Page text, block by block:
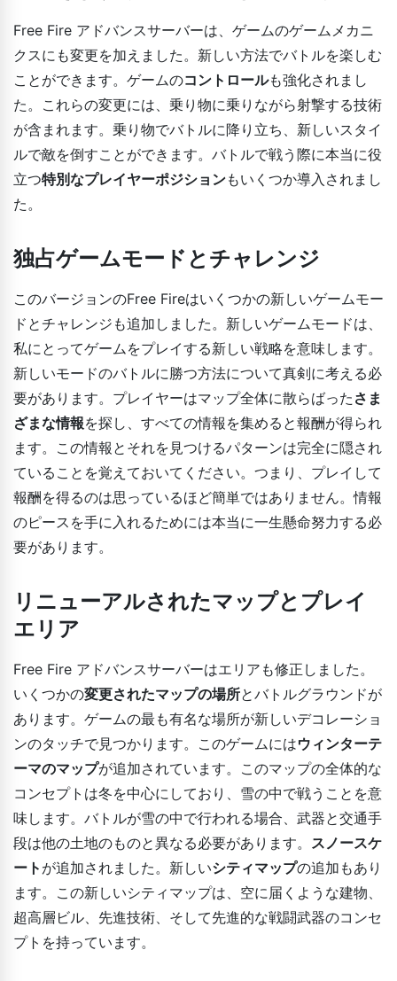
Free Fire アドバンスサーバーは、ゲームのゲームメカニ
クスにも変更を加えました。新しい方法でバトルを楽しむ
ことができます。ゲームのコントロールも強化されまし
た。これらの変更には、乗り物に乗りながら射撃する技術
が含まれます。乗り物でバトルに降り立ち、新しいスタイ
ルで敵を倒すことができます。バトルで戦う際に本当に役
立つ特別なプレイヤーポジションもいくつか導入されまし
た。
独占ゲームモードとチャレンジ
このバージョンのFree Fireはいくつかの新しいゲームモー
ドとチャレンジも追加しました。新しいゲームモードは、
私にとってゲームをプレイする新しい戦略を意味します。
新しいモードのバトルに勝つ方法について真剣に考える必
要があります。プレイヤーはマップ全体に散らばった さま
ざまな情報を探し、すべての情報を集めると報酬が得られ
ます。この情報とそれを見つけるパターンは完全に隠され
ていることを覚えておいてください。つまり、プレイして
報酬を得るのは思っているほど簡単ではありません。情報
のピースを手に入れるためには本当に一生懸命努力する必
要があります。
リニューアルされたマップとプレイ
エリア
Free Fire アドバンスサーバーはエリアも修正しました。
いくつかの変更されたマップの場所とバトルグラウンドが
あります。ゲームの最も有名な場所が新しいデコレーショ
ンのタッチで見つかります。このゲームにはウィンターテ
ーマのマップが追加されています。このマップの全体的な
コンセプトは冬を中心にしており、雪の中で戦うことを意
味します。バトルが雪の中で行われる場合、武器と交通手
段は他の土地のものと異なる必要があります。 スノースケ
ート が追加されました。新しいシティマップの追加もあり
ます。この新しいシティマップは、空に届くような建物、
超高層ビル、先進技術、そして先進的な戦闘武器のコンセ
プトを持っています。